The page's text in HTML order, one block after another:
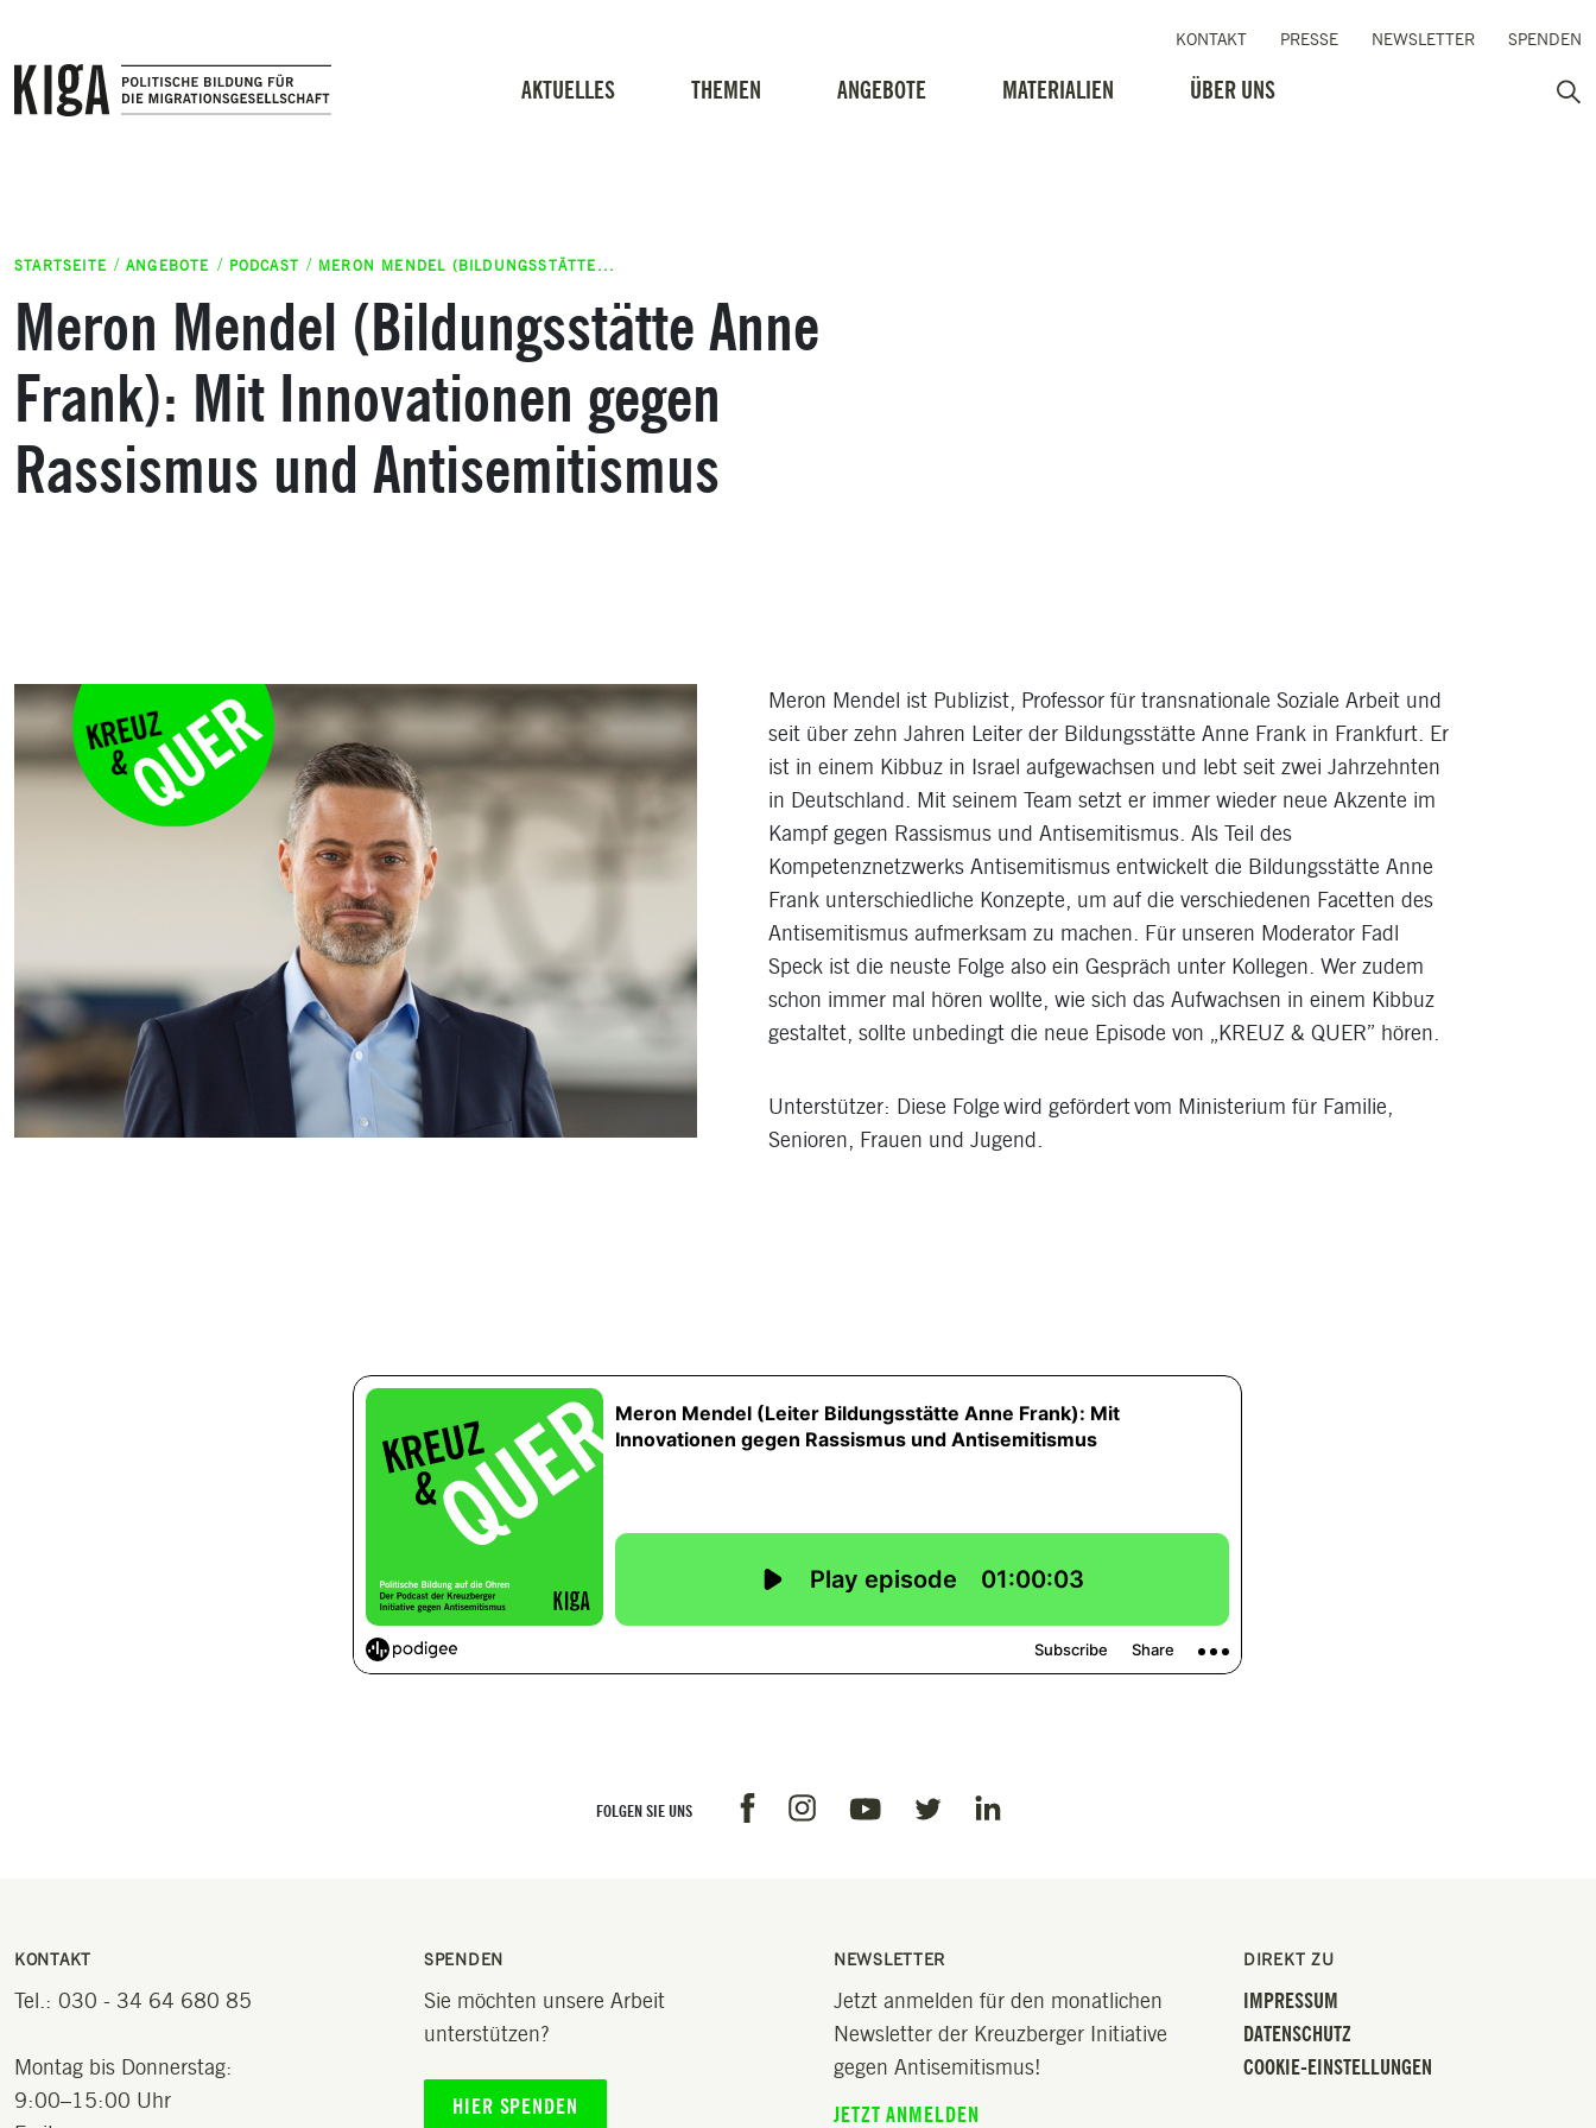
AKTUELLES THEMEN ANGEBOTE MATERIALIEN ÜBER UNS
KONTAKT PRESSE NEWSLETTER SPENDEN
STARTSEITE ANGEBOTE PODCAST MERON MENDEL (BILDUNGSSTÄTTE...
Meron Mendel (Bildungsstätte Anne
Frank): Mit Innovationen gegen
Rassismus und Antisemitismus
Meron Mendel ist Publizist, Professor für transnationale Soziale Arbeit und
seit über zehn Jahren Leiter der Bildungsstätte Anne Frank in Frankfurt. Er
ist in einem Kibbuz in Israel aufgewachsen und lebt seit zwei Jahrzehnten
in Deutschland. Mit seinem Team setzt er immer wieder neue Akzente im
Kampf gegen Rassismus und Antisemitismus. Als Teil des
Kompetenznetzwerks Antisemitismus entwickelt die Bildungsstätte Anne
Frank unterschiedliche Konzepte, um auf die verschiedenen Facetten des
Antisemitismus aufmerksam zu machen. Für unseren Moderator Fadl
Speck ist die neuste Folge also ein Gespräch unter Kollegen. Wer zudem
schon immer mal hören wollte, wie sich das Aufwachsen in einem Kibbuz
gestaltet, sollte unbedingt die neue Episode von „KREUZ & QUER” hören.
Unterstützer: Diese Folge wird gefördert vom Ministerium für Familie,
Senioren, Frauen und Jugend.
FOLGEN SIE UNS FacebookInstagramYoutubeTwitterLinkedin
KONTAKT
Tel.: 030 - 34 64 680 85
Montag bis Donnerstag:
9:00–15:00 Uhr
SPENDEN
Sie möchten unsere Arbeit
unterstützen?
HIER SPENDEN
NEWSLETTER
Jetzt anmelden für den monatlichen
Newsletter der Kreuzberger Initiative
gegen Antisemitismus!
JETZT ANMELDEN
DIREKT ZU
IMPRESSUM
DATENSCHUTZ
COOKIE-EINSTELLUNGEN